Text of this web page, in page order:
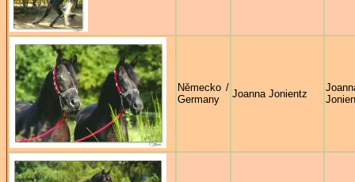
Německo /
Germany
Joanna Jonientz